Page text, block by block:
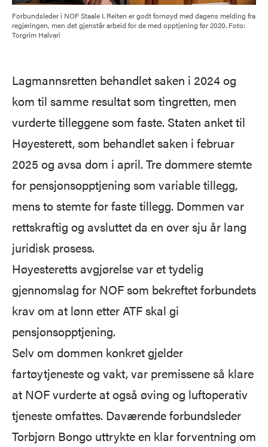
Forbundsleder i NOF Staale I. Reiten er godt fornøyd med dagens melding fra
regjeringen, men det gjenstår arbeid for de med opptjening før 2020. Foto:
Torgrim Halvari
Lagmannsretten behandlet saken i 2024 og
kom til samme resultat som tingretten, men
vurderte tilleggene som faste. Staten anket til
Høyesterett, som behandlet saken i februar
2025 og avsa dom i april. Tre dommere stemte
for pensjonsopptjening som variable tillegg,
mens to stemte for faste tillegg. Dommen var
rettskraftig og avsluttet da en over sju år lang
juridisk prosess.
Høyesteretts avgjørelse var et tydelig
gjennomslag for NOF som bekreftet forbundets
krav om at lønn etter ATF skal gi
pensjonsopptjening.
Selv om dommen konkret gjelder
fartøytjeneste og vakt, var premissene så klare
at NOF vurderte at også øving og luftoperativ
tjeneste omfattes. Daværende forbundsleder
Torbjørn Bongo uttrykte en klar forventning om